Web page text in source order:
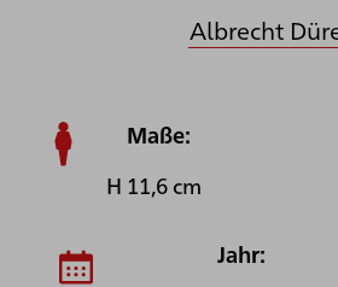
Albrecht
Maße:
H 11,6 cm
Jahr: